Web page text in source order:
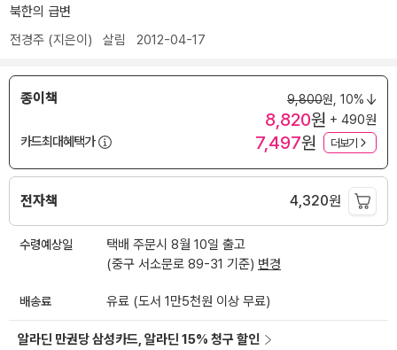
북한의 급변
전경주 (지은이) 살림 2012-04-17
종이책 9,800원, 10%
8,820원 + 490원
카드최대혜택가
7,497원 더보기
전자책 4,320원
수령예상일
택배 주문시 8월 10일 출고
(중구 서소문로 89-31 기준) 변경
배송료 유료 (도서 1만5천원 이상 무료)
알라딘 만권당 삼성카드, 알라딘 15% 청구 할인